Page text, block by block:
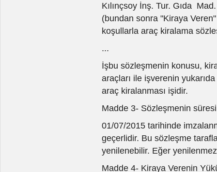
Kılınçsoy İnş. Tur. Gıda
(bundan sonra "Kiraya
koşullarla araç kiralama
...
İşbu sözleşmenin konusu,
araçları ile işverenin
araç kiralanması işidir.
Madde 3- Sözleşmenin süresi
01/07/2015 tarihinde
geçerlidir. Bu sözleşme
yenilenebilir. Eğer
Madde 4- Kiraya Verenin